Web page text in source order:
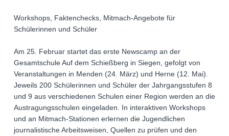
Workshops, Faktenchecks, Mitmach-Angebote für
Schülerinnen und Schüler
Am 25. Februar startet das erste Newscamp an der
Gesamtschule Auf dem Schießberg in Siegen, gefolgt von
Veranstaltungen in Menden (24. März) und Herne (12. Mai).
Jeweils 200 Schülerinnen und Schüler der Jahrgangsstufen 8
und 9 aus verschiedenen Schulen einer Region werden an die
Austragungsschulen eingeladen. In interaktiven Workshops
und an Mitmach-Stationen erlernen die Jugendlichen
journalistische Arbeitsweisen, Quellen zu prüfen und den